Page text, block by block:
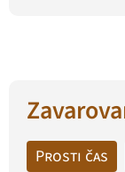
Prosti čas